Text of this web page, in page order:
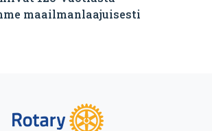
maailmanlaajuisesti